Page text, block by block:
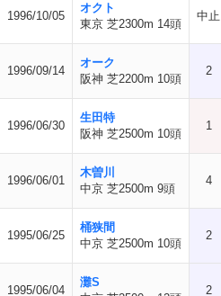
1996/10/05
オクト
東京 芝2300m 14頭
中止
1996/09/14
オーク
阪神 芝2200m 10頭
2
1996/06/30
生田特
阪神 芝2500m 10頭
1
1996/06/01
木曽川
中京 芝2500m 9頭
4
1995/06/25
桶狭間
中京 芝2500m 10頭
2
1995/06/04
灘S
2